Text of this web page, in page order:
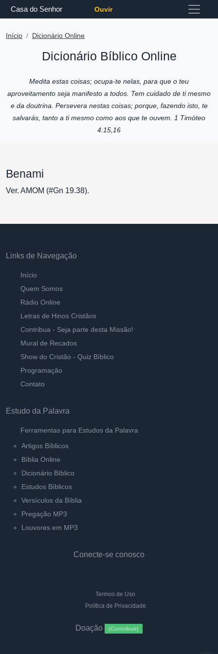
Casa do Senhor Ouvir
Início Dicionário Online
Dicionário Bíblico Online
Medita estas coisas; ocupa-te nelas, para que o teu
aproveitamento seja manifesto a todos. Tem cuidado de ti mesmo
e da doutrina. Persevera nestas coisas; porque, fazendo isto, te
salvarás, tanto a ti mesmo como aos que te ouvem. 1 Timóteo
4:15,16
Benami
Ver. AMOM (#Gn 19.38).
Links de Navegação
Início
Quem Somos
Rádio Online
Letras de Hinos Cristãos
Contribua - Seja parte desta Missão!
Mural de Recados
Show do Cristão - Quiz Bíblico
Programação
Contato
Estudo da Palavra
Ferramentas para Estudos da Palavra
Artigos Bíblicos
Bíblia Online
Dicionário Bíblico
Estudos Bíblicos
Versículos da Bíblia
Pregação MP3
Louvores em MP3
Conecte-se conosco
Termos de Uso
Política de Privacidade
Doação (Contribuir)